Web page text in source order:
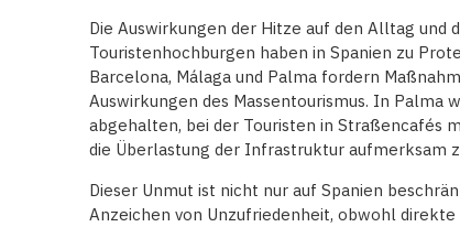
Die Auswirkungen der Hitze auf den Alltag und
Touristenhochburgen haben in Spanien zu
Barcelona, Málaga und Palma fordern
Auswirkungen des Massentourismus. In Palma
abgehalten, bei der Touristen in Straßencafés
die Überlastung der Infrastruktur aufmerksam
Dieser Unmut ist nicht nur auf Spanien
Anzeichen von Unzufriedenheit, obwohl